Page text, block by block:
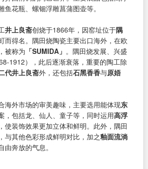
鱼花瓶、螺钿浮雕菖蒲图壶等。
井上良斋创烧于1866年，因窑址位于隅
而得名。隅田烧陶瓷主要出口海外，在欧
被称为 「SUMIDA」 。隅田烧发展、兴盛
1912），此后逐渐衰落，重要的陶工除
代井上良斋外，还包括石黑香香与原娪
海外市场的审美趣味，主要选用能体现东
，包括龙、仙人、童子等，同时运用高浮
使装饰效果更加立体和鲜明。此外，隅田
与其他色彩形成鲜明对比，加之釉面流淌
由奔放的气息。